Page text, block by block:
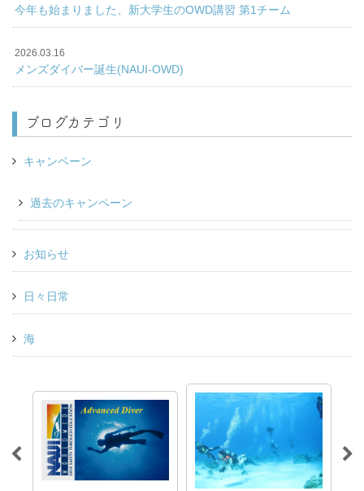
今年も始まりました、新大学生のOWD講習 第1チーム
2026.03.16
メンズダイバー誕生(NAUI-OWD)
ブログカテゴリ
キャンペーン
過去のキャンペーン
お知らせ
日々日常
海